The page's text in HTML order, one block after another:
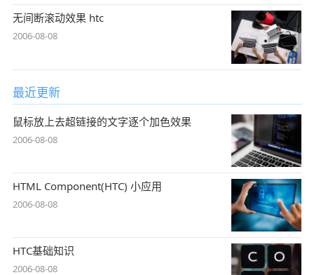
无间断滚动效果 htc
2006-08-08
最近更新
鼠标放上去超链接的文字逐个加色效果
2006-08-08
HTML Component(HTC) 小应用
2006-08-08
HTC基础知识
2006-08-08